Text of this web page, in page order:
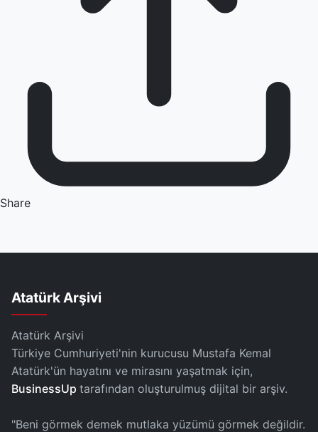
Share
Atatürk Arşivi
Atatürk Arşivi
Türkiye Cumhuriyeti'nin kurucusu Mustafa Kemal
Atatürk'ün hayatını ve mirasını yaşatmak için,
BusinessUp tarafından oluşturulmuş dijital bir arşiv.
"Beni görmek demek mutlaka yüzümü görmek değildir.